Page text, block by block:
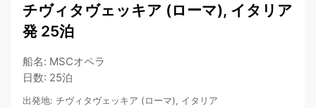
チヴィタヴェッキア (ローマ), イタリア
発 25泊
船名: MSCオペラ
日数: 25泊
出発地: チヴィタヴェッキア (ローマ), イタリア